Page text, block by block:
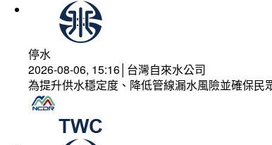
停水
2026-08-06, 15:16│台灣自來水公司
為提升供水穩定度、降低管線漏水風險並確保